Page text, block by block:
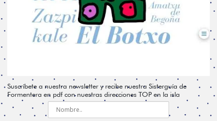
Suscríbete a nuestra newsletter y recibe nuestra Sisterguía de
Formentera en pdf con nuestras direcciones TOP en la isla